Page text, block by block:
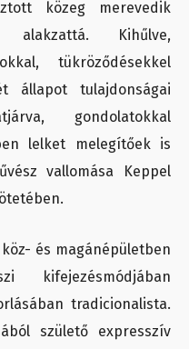
közeg merevedik
alakzattá. Kihűlve,
tükröződésekkel
állapot tulajdonságai
gondolatokkal
lelket melegítőek is
vallomása Keppel
és magánépületben
kifejezésmódjában
tradicionalista.
születő expresszív